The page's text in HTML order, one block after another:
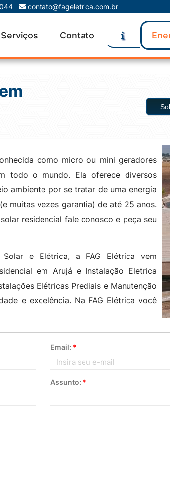
contato@fageletrica.com.br
Serviços Contato
como micro ou mini geradores
todo o mundo. Ela oferece diversos
ambiente por se tratar de uma energia
muitas vezes garantia) de até 25 anos.
residencial fale conosco e peça seu
e Elétrica, a FAG Elétrica vem
em Arujá e Instalação Eletrica
Elétricas Prediais e Manutenção
e excelência. Na FAG Elétrica você
Email: *
Assunto: *